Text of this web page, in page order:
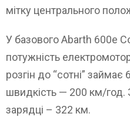
мітку центрального
У базового Abarth 600e
потужність
розгін до “сотні”
швидкість — 200 км/год.
зарядці – 322 км.